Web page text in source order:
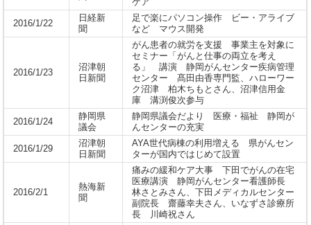
ケア
2016/1/22
日経新
聞
足で楽にパソコン操作 ビー・アライブ
など マウス開発
2016/1/23
沼津朝
日新聞
がん患者の就労を支援 事業主を対象に
セミナー「がんと仕事の両立を考え
る」 講演 静岡がんセンター疾病管理
センター 髙田由香専門監、ハローワー
ク沼津 柏木ちもとさん、沼津信用金
庫 溝渕俊次参与
2016/1/24
静岡県
議会
静岡県議会だより 医療・福祉 静岡が
んセンターの充実
2016/1/29
沼津朝
日新聞
AYA世代病棟の利用増える 県がんセン
ターが国内ではじめて設置
2016/2/1
熱海新
聞
痛みの緩和ケア大事 下田でがんの在宅
医療講演 静岡がんセンター看護師長
林さとみさん、下田メディカルセンター
副院長 齋藤幸夫さん、いなずさ診療所
長 川崎祝さん